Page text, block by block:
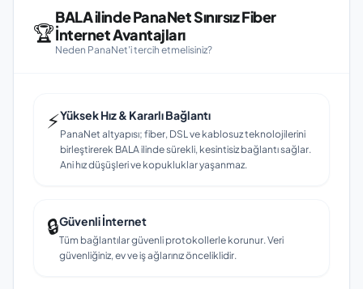
🏆
BALA ilinde PanaNet Sınırsız Fiber
İnternet Avantajları
Neden PanaNet'i tercih etmelisiniz?
⚡Yüksek Hız & Kararlı Bağlantı
PanaNet altyapısı; fiber, DSL ve kablosuz teknolojilerini
birleştirerek BALA ilinde sürekli, kesintisiz bağlantı sağlar.
Ani hız düşüşleri ve kopukluklar yaşanmaz.
🔒Güvenli İnternet
Tüm bağlantılar güvenli protokollerle korunur. Veri
güvenliğiniz, ev ve iş ağlarınız önceliklidir.